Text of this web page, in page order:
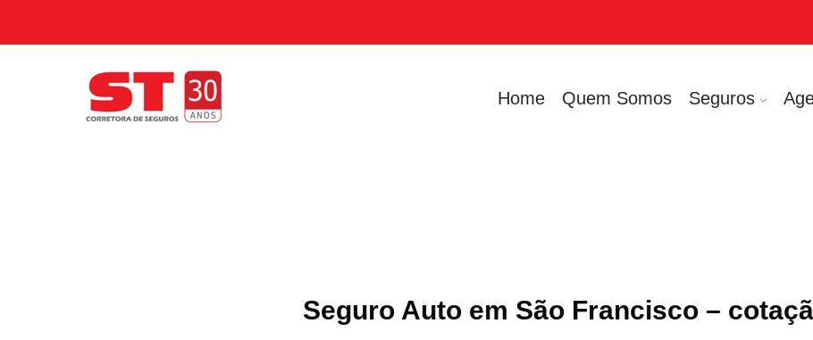
Home Quem Somos Seguros
Seguro Auto em São Francisco –